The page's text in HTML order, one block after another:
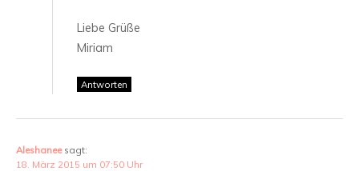
Liebe Grüße
Miriam
Antworten
Aleshanee sagt:
18. März 2015 um 07:50 Uhr